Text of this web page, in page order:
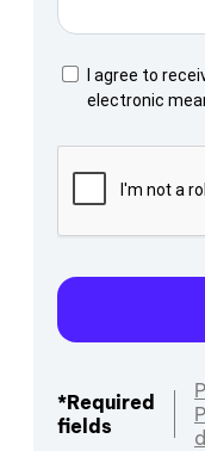
I agree to
electronic
*Required
fields